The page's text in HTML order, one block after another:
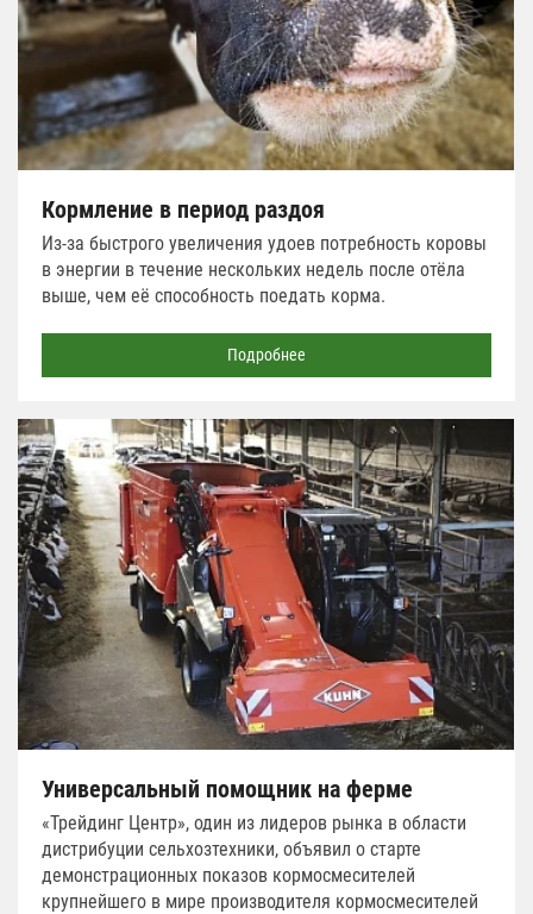
Кормление в период раздоя
Из-за быстрого увеличения удоев потребность коровы
в энергии в течение нескольких недель после отёла
выше, чем её способность поедать корма.
Подробнее
Универсальный помощник на ферме
«Трейдинг Центр», один из лидеров рынка в области
дистрибуции сельхозтехники, объявил о старте
демонстрационных показов кормосмесителей
крупнейшего в мире производителя кормосмесителей